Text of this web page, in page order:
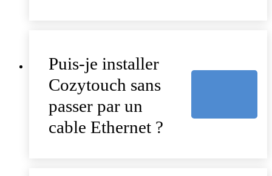
Puis-je installer
Cozytouch sans
passer par un
cable Ethernet ?